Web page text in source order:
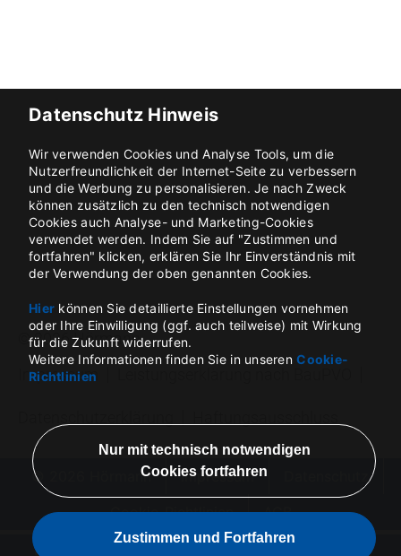
© 2026 Hörmann Impressum
Cookie-Richtlinien
AGB
Datenschutz Hinweis
Wir verwenden Cookies und Analyse Tools, um die
Nutzerfreundlichkeit der Internet-Seite zu verbessern
und die Werbung zu personalisieren. Je nach Zweck
können zusätzlich zu den technisch notwendigen
Cookies auch Analyse- und Marketing-Cookies
verwendet werden. Indem Sie auf "Zustimmen und
fortfahren" klicken, erklären Sie Ihr Einverständnis mit
der Verwendung der oben genannten Cookies.
Hier können Sie detaillierte Einstellungen vornehmen
oder Ihre Einwilligung (ggf. auch teilweise) mit Wirkung
für die Zukunft widerrufen.
Weitere Informationen finden Sie in unserenCookie-
Richtlinien